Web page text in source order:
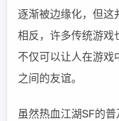
逐渐被边缘化，但这
相反，许多传统游戏
不仅可以让人在游戏
之间的友谊。
虽然热血江湖SF的